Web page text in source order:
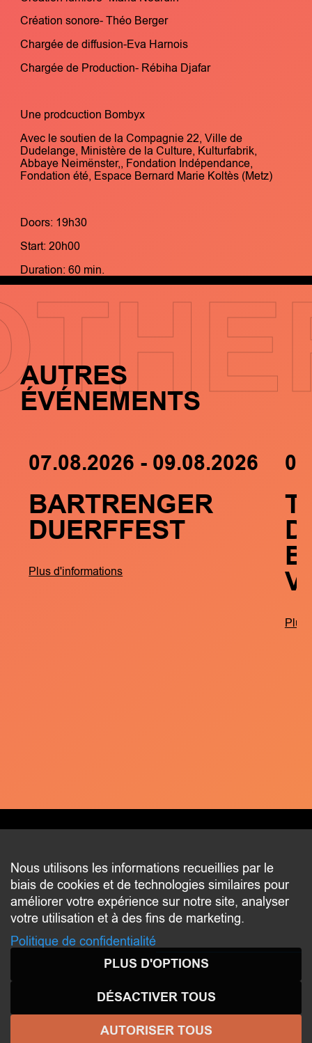
Création sonore- Théo Berger
Chargée de diffusion-Eva Harnois
Chargée de Production- Rébiha Djafar
Une prodcuction Bombyx
Avec le soutien de la Compagnie 22, Ville de
Dudelange, Ministère de la Culture, Kulturfabrik,
Abbaye Neimënster,, Fondation Indépendance,
Fondation été, Espace Bernard Marie Koltès (Metz)
Doors: 19h30
Start: 20h00
Duration: 60 min.
AUTRES
ÉVÉNEMENTS
07.08.2026 - 09.08.2026
BARTRENGER
DUERFFEST
Plus d'informations
Plus
CONTACT
2 beim Schlass
L-8058 Bertrange
communication@bertrange.lu
Nous utilisons les informations recueillies par le
biais de cookies et de technologies similaires pour
améliorer votre expérience sur notre site, analyser
votre utilisation et à des fins de marketing.
Politique de confidentialité
PLUS D'OPTIONS
DÉSACTIVER TOUS
AUTORISER TOUS